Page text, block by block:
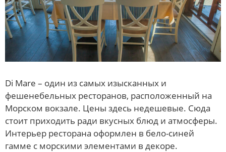
Di Mare – один из самых изысканных и
фешенебельных ресторанов, расположенный на
Морском вокзале. Цены здесь недешевые. Сюда
стоит приходить ради вкусных блюд и атмосферы.
Интерьер ресторана оформлен в бело-синей
гамме с морскими элементами в декоре.